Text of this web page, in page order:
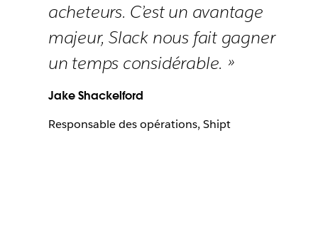
acheteurs. C’est un avantage
majeur, Slack nous fait gagner
un temps considérable. »
Jake Shackelford
Responsable des opérations, Shipt